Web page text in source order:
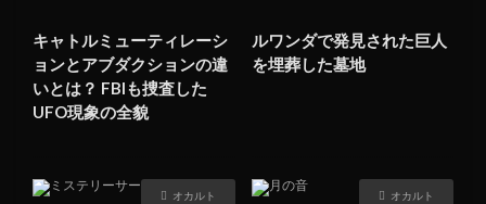
キャトルミューティレーシ
ョンとアブダクションの違
いとは？ FBIも捜査した
UFO現象の全貌
ルワンダで発見された巨人
を埋葬した墓地
オカルト オカルト